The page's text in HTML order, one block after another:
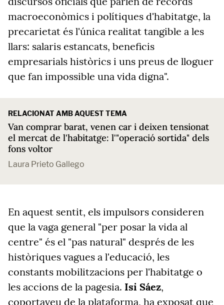
macroeconòmics i polítiques d'habitatge, la
precarietat és l'única realitat tangible a les
llars: salaris estancats, beneficis
empresarials històrics i uns preus de lloguer
que fan impossible una vida digna".
RELACIONAT AMB AQUEST TEMA
Van comprar barat, venen car i deixen tensionat
el mercat de l'habitatge: l'"operació sortida" dels
fons voltor
Laura Prieto Gallego
En aquest sentit, els impulsors consideren
que la vaga general "per posar la vida al
centre" és el "pas natural" després de les
històriques vagues a l'educació, les
constants mobilitzacions per l'habitatge o
les accions de la pagesia. Isi Sáez,
coportaveu de la plataforma, ha exposat que